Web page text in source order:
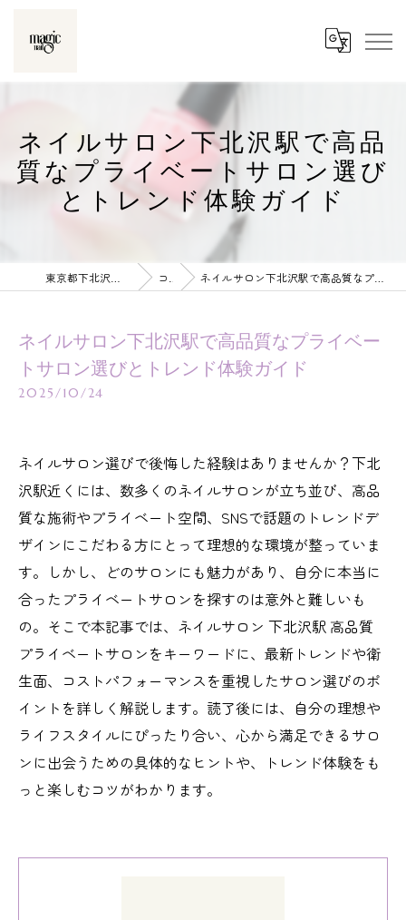
ネイルサロン下北沢駅で高品
質なプライベートサロン選び
とトレンド体験ガイド
コラム ネイルサロン下北沢駅で高品質なプライベートサロン選びとトレンド体験ガイド
ネイルサロン下北沢駅で高品質なプライベー
トサロン選びとトレンド体験ガイド
2025/10/24
ネイルサロン選びで後悔した経験はありませんか？下北
沢駅近くには、数多くのネイルサロンが立ち並び、高品
質な施術やプライベート空間、SNSで話題のトレンドデ
ザインにこだわる方にとって理想的な環境が整っていま
す。しかし、どのサロンにも魅力があり、自分に本当に
合ったプライベートサロンを探すのは意外と難しいも
の。そこで本記事では、ネイルサロン 下北沢駅 高品質
プライベートサロンをキーワードに、最新トレンドや衛
生面、コストパフォーマンスを重視したサロン選びのポ
イントを詳しく解説します。読了後には、自分の理想や
ライフスタイルにぴったり合い、心から満足できるサロ
ンに出会うための具体的なヒントや、トレンド体験をも
っと楽しむコツがわかります。